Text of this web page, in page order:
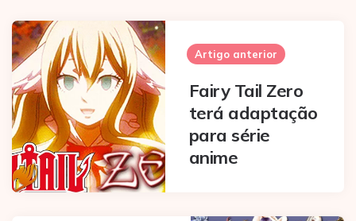
Post
navigation
Artigo anterior
Fairy Tail Zero
terá adaptação
para série
anime